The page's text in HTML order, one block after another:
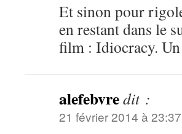
Et sinon pour
en restant dans le
film : Idiocracy.
alefebvredit :
21 février 2014 à 23:37